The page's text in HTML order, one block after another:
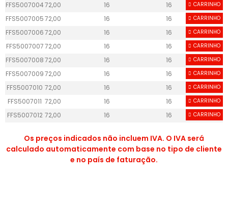
FFS500700472,00 16 16 16
CARRINHO
FFS500700572,00 16 16 16
CARRINHO
FFS500700672,00 16 16 16
CARRINHO
FFS500700772,00 16 16 16
CARRINHO
FFS500700872,00 16 16 16
CARRINHO
FFS500700972,00 16 16 16
CARRINHO
FFS5007010 72,00 16 16 16
CARRINHO
FFS5007011 72,00 16 16 16
CARRINHO
FFS5007012 72,00 16 16 16
CARRINHO
Os preços indicados não incluem IVA. O IVA será
calculado automaticamente com base no tipo de cliente
e no país de faturação.